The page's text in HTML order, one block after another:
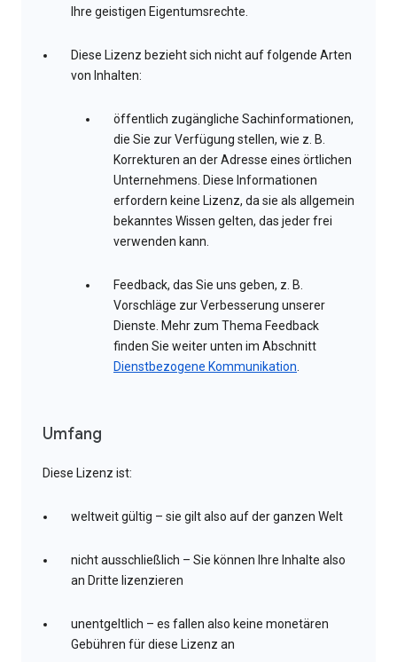
Ihre geistigen Eigentumsrechte.
Diese Lizenz bezieht sich nicht auf folgende Arten
von Inhalten:
öffentlich zugängliche Sachinformationen,
die Sie zur Verfügung stellen, wie z. B.
Korrekturen an der Adresse eines örtlichen
Unternehmens. Diese Informationen
erfordern keine Lizenz, da sie als allgemein
bekanntes Wissen gelten, das jeder frei
verwenden kann.
Feedback, das Sie uns geben, z. B.
Vorschläge zur Verbesserung unserer
Dienste. Mehr zum Thema Feedback
finden Sie weiter unten im Abschnitt
Dienstbezogene Kommunikation.
Umfang
Diese Lizenz ist:
weltweit gültig – sie gilt also auf der ganzen Welt
nicht ausschließlich – Sie können Ihre Inhalte also
an Dritte lizenzieren
unentgeltlich – es fallen also keine monetären
Gebühren für diese Lizenz an